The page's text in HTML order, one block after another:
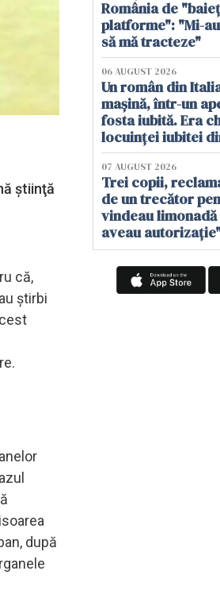
ştiinţă
că,
ştirbi
după
România de
platforme": "Mi-
să mă tracteze"
06 AUGUST 2026
Un român din
mașină, într-un
fosta iubită. Era
locuinței iubitei
07 AUGUST 2026
Trei copii,
de un trecător
vindeau
aveau